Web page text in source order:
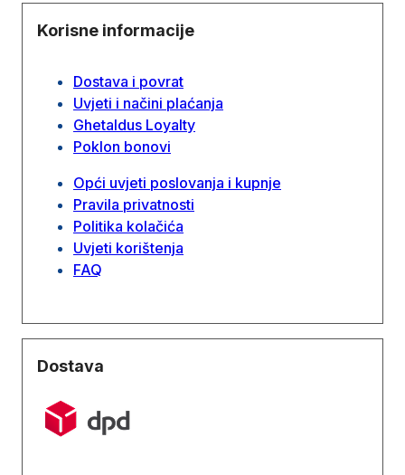
Korisne informacije
Dostava i povrat
Uvjeti i načini plaćanja
Ghetaldus Loyalty
Poklon bonovi
Opći uvjeti poslovanja i kupnje
Pravila privatnosti
Politika kolačića
Uvjeti korištenja
FAQ
Dostava